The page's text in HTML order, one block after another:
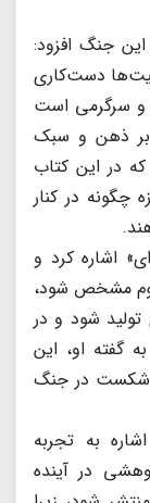
جنگ افزود:
دست‌کاری
و سرگرمی است
بر ذهن و سبک
در این کتاب
در کنار
اشاره کرد و
مشخص شود،
شود و در
گفته او، این
شکست در جنگ
به تجربه
در آینده